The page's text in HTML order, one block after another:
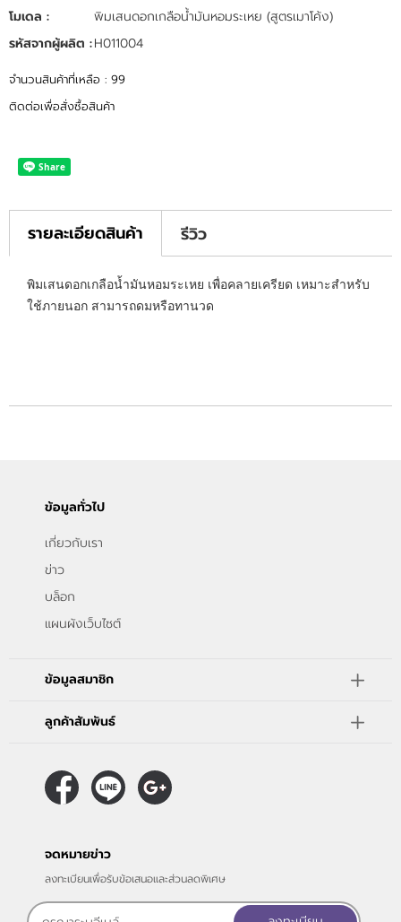
โมเดล :
พิมเสนดอกเกลือน้ำมันหอมระเหย (สูตรเมาโค้ง)
รหัสจากผู้ผลิต :H011004
จำนวนสินค้าที่เหลือ : 99
ติดต่อเพื่อสั่งซื้อสินค้า
รายละเอียดสินค้า รีวิว
พิมเสนดอกเกลือน้ำมันหอมระเหย เพื่อคลายเครียด เหมาะสำหรับ
ใช้ภายนอก สามารถดมหรือทานวด
ข้อมูลทั่วไป
เกี่ยวกับเรา
ข่าว
บล็อก
แผนผังเว็บไซต์
ข้อมูลสมาชิก
ลูกค้าสัมพันธ์
จดหมายข่าว
ลงทะเบียนเพื่อรับข้อเสนอและส่วนลดพิเศษ